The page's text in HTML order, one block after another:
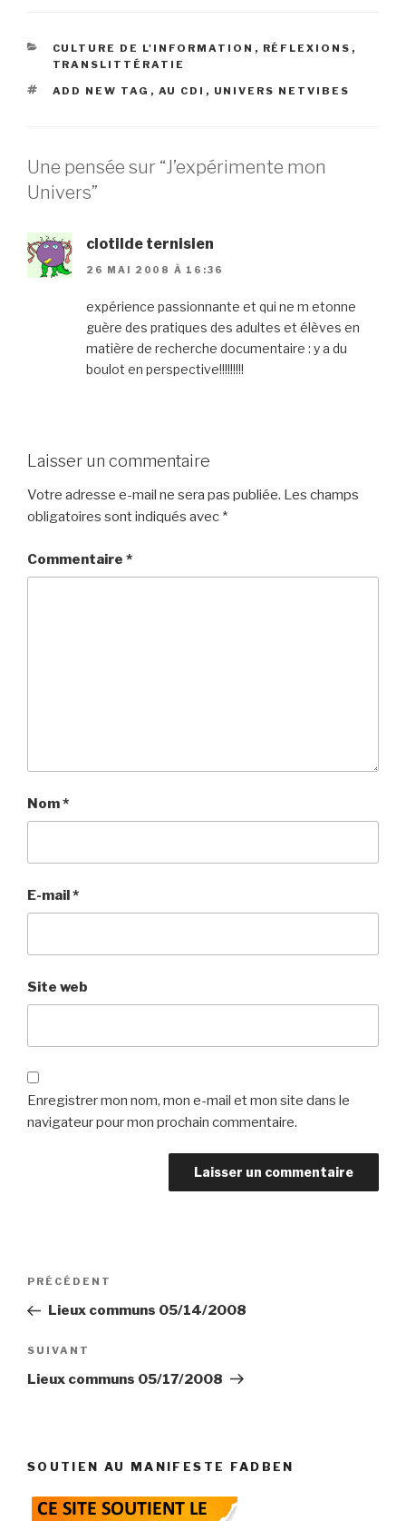
CATÉGORIES
CULTURE DE L'INFORMATION , RÉFLEXIONS ,
TRANSLITTÉRATIE
ÉTIQUETTES
ADD NEW TAG , AU CDI , UNIVERS NETVIBES
Une pensée sur “J’expérimente mon
Univers”
clotilde ternisien
26 MAI 2008 À 16:36
expérience passionnante et qui ne m etonne
guère des pratiques des adultes et élèves en
matière de recherche documentaire : y a du
boulot en perspective!!!!!!!!!
Laisser un commentaire
Votre adresse e-mail ne sera pas publiée. Les champs
obligatoires sont indiqués avec *
Commentaire *
Nom*
E-mail*
Site web
Enregistrer mon nom, mon e-mail et mon site dans le
navigateur pour mon prochain commentaire.
Navigation
l’article
Article
précédent
PRÉCÉDENT
Lieux communs 05/14/2008
Article
suivant
SUIVANT
Lieux communs 05/17/2008
SOUTIEN AU MANIFESTE FADBEN